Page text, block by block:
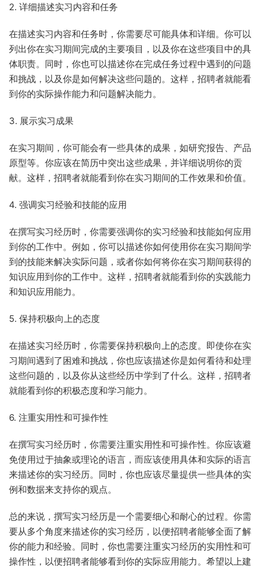
2. 详细描述实习内容和任务
在描述实习内容和任务时，你需要尽可能具体和详细。你可以
列出你在实习期间完成的主要项目，以及你在这些项目中的具
体职责。同时，你也可以描述你在完成任务过程中遇到的问题
和挑战，以及你是如何解决这些问题的。这样，招聘者就能看
到你的实际操作能力和问题解决能力。
3. 展示实习成果
在实习期间，你可能会有一些具体的成果，如研究报告、产品
原型等。你应该在简历中突出这些成果，并详细说明你的贡
献。这样，招聘者就能看到你在实习期间的工作效果和价值。
4. 强调实习经验和技能的应用
在撰写实习经历时，你需要强调你的实习经验和技能如何应用
到你的工作中。例如，你可以描述你如何使用你在实习期间学
到的技能来解决实际问题，或者你如何将你在实习期间获得的
知识应用到你的工作中。这样，招聘者就能看到你的实践能力
和知识应用能力。
5. 保持积极向上的态度
在描述实习经历时，你需要保持积极向上的态度。即使你在实
习期间遇到了困难和挑战，你也应该描述你是如何看待和处理
这些问题的，以及你从这些经历中学到了什么。这样，招聘者
就能看到你的积极态度和学习能力。
6. 注重实用性和可操作性
在撰写实习经历时，你需要注重实用性和可操作性。你应该避
免使用过于抽象或理论的语言，而应该使用具体和实际的语言
来描述你的实习经历。同时，你也应该尽量提供一些具体的实
例和数据来支持你的观点。
总的来说，撰写实习经历是一个需要细心和耐心的过程。你需
要从多个角度来描述你的实习经历，以便招聘者能够全面了解
你的能力和经验。同时，你也需要注重实习经历的实用性和可
操作性，以便招聘者能够看到你的实际应用能力。希望以上建